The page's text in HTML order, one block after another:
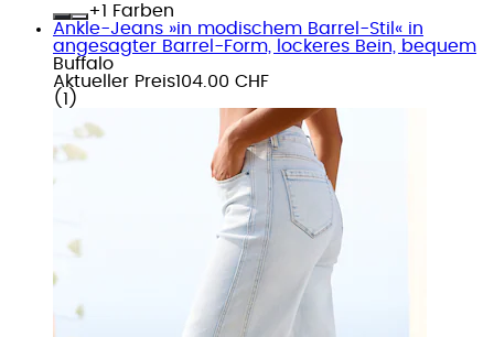
+
Farben
Ankle-Jeans »in modischem Barrel-Stil« in
angesagter Barrel-Form, lockeres Bein, bequem
Buffalo
Aktueller Preis104.00 CHF
( 1 )